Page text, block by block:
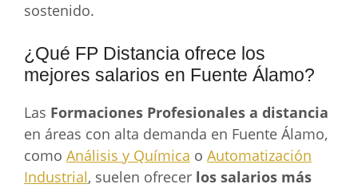
sostenido.
¿Qué FP Distancia ofrece los
mejores salarios en Fuente Álamo?
Las Formaciones Profesionales a distancia
en áreas con alta demanda en Fuente Álamo,
como Análisis y Química o Automatización
Industrial, suelen ofrecer los salarios más